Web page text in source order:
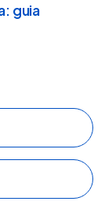
guia